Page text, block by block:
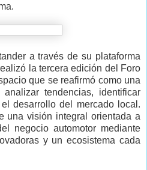
a través de su plataforma
la tercera edición del Foro
que se reafirmó como una
tendencias, identificar
desarrollo del mercado local.
una visión integral orientada a
negocio automotor mediante
y un ecosistema cada